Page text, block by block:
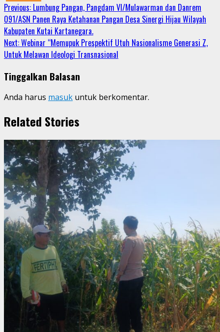
Continue
Reading
Previous: Lumbung Pangan, Pangdam VI/Mulawarman dan Danrem
091/ASN Panen Raya Ketahanan Pangan Desa Sinergi Hijau Wilayah
Kabupaten Kutai Kartanegara.
Next:Webinar “Memupuk Prespektif Utuh Nasionalisme Generasi Z,
Untuk Melawan Ideologi Transnasional
Tinggalkan Balasan
Anda harus masuk untuk berkomentar.
Related Stories